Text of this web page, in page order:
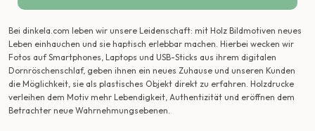
Bei dinkela.com leben wir unsere Leidenschaft: mit Holz Bildmotiven neues
Leben einhauchen und sie haptisch erlebbar machen. Hierbei wecken wir
Fotos auf Smartphones, Laptops und USB-Sticks aus ihrem digitalen
Dornröschenschlaf, geben ihnen ein neues Zuhause und unseren Kunden
die Möglichkeit, sie als plastisches Objekt direkt zu erfahren. Holzdrucke
verleihen dem Motiv mehr Lebendigkeit, Authentizität und eröffnen dem
Betrachter neue Wahrnehmungsebenen.